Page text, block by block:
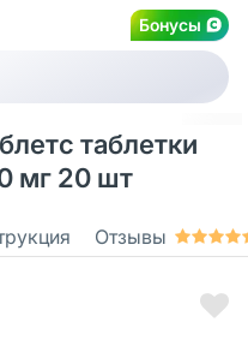
Бонусы
таблетки
мг 20 шт
Отзывы